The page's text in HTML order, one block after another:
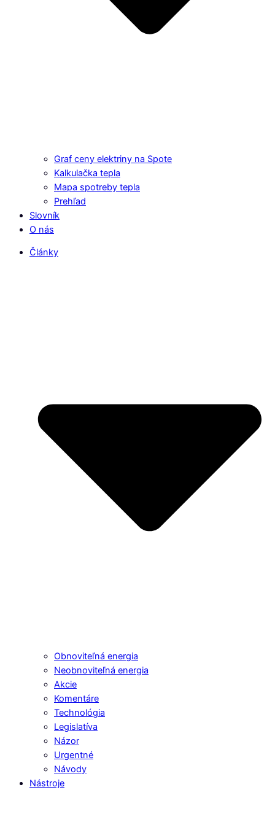
Graf ceny elektriny na Spote
Kalkulačka tepla
Mapa spotreby tepla
Prehľad
Slovník
O nás
Články
Obnoviteľná energia
Neobnoviteľná energia
Akcie
Komentáre
Technológia
Legislatíva
Názor
Urgentné
Návody
Nástroje